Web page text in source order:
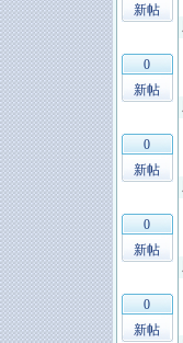
新帖
0
新帖
0
新帖
0
新帖
0
新帖